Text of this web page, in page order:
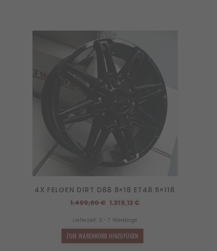
4X FELGEN DIRT D88 8×18 ET48 5×118
1.499,00€ Ursprünglicher
war:
1.499,00 €
1.319,12€Aktueller
Lieferzeit: 3 - 7 Werktage
ZUM WARENKORB HINZUFÜGEN